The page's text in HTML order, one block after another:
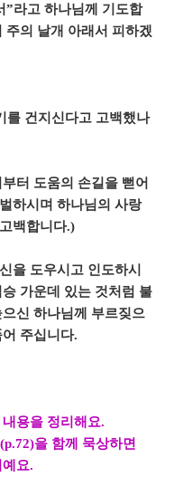
”라고 하나님께 기도합
주의 날개 아래서 피하겠
를 건지신다고 고백했나
터 도움의 손길을 뻗어
하시며 하나님의 사랑
백합니다.)
을 도우시고 인도하시
가운데 있는 것처럼 불
신 하나님께 부르짖으
주십니다.
용을 정리해요.
을 함께 묵상하면
예요.